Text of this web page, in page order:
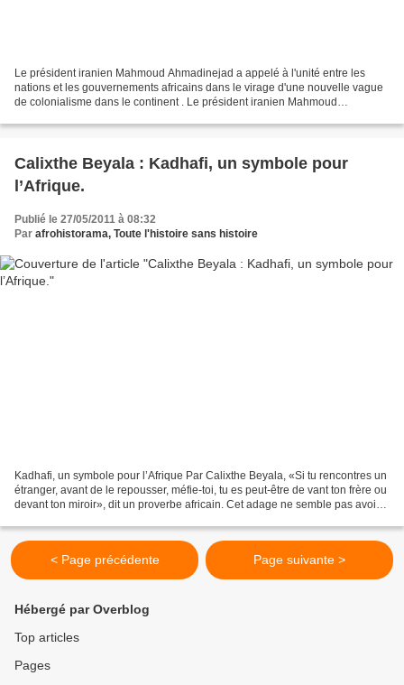
Le président iranien Mahmoud Ahmadinejad a appelé à l'unité entre les
nations et les gouvernements africains dans le virage d'une nouvelle vague
de colonialisme dans le continent . Le président iranien Mahmoud
Calixthe Beyala : Kadhafi, un symbole pour
l’Afrique.
Publié le 27/05/2011 à 08:32
Par afrohistorama, Toute l'histoire sans histoire
Kadhafi, un symbole pour l’Afrique Par Calixthe Beyala, «Si tu rencontres un
étranger, avant de le repousser, méfie-toi, tu es peut-être de vant ton frère ou
devant ton miroir», dit un proverbe africain. Cet adage ne semble pas avoir
< Page précédente Page suivante >
Hébergé par Overblog
Top articles
Pages